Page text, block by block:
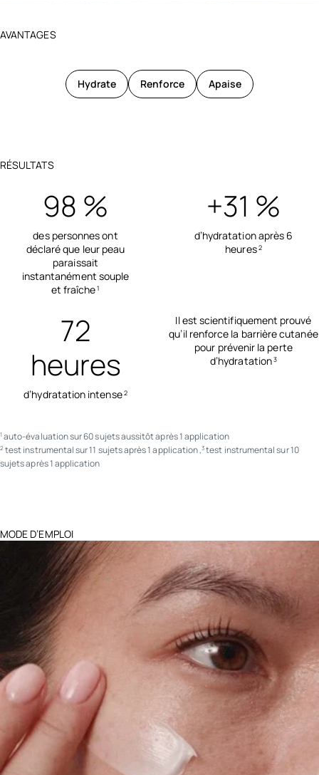
AVANTAGES
Hydrate Renforce Apaise
RÉSULTATS
98 %
des personnes ont
déclaré que leur peau
paraissait
instantanément souple
et fraîche1
+31 %
d’hydratation après 6
heures2
72
heures
d’hydratation intense2
Il est scientifiquement prouvé
qu’il renforce la barrière cutanée
pour prévenir la perte
d’hydratation3
1 auto-évaluation sur 60 sujets aussitôt après 1 application
2 test instrumental sur 11 sujets après 1 application ,3 test instrumental sur 10
sujets après 1 application
MODE D’EMPLOI